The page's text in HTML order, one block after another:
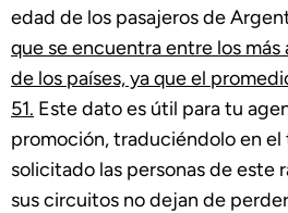
edad de los pasajeros de
que se encuentra entre los
de los países, ya que el
51. Este dato es útil para tu
promoción, traduciéndolo en el
solicitado las personas de este
sus circuitos no dejan de